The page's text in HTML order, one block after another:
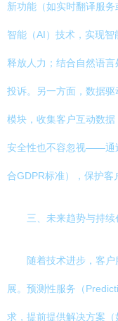
新功能（如实时翻译服
智能（AI）技术，实现
释放人力；结合自然语
投诉。另一方面，数据
模块，收集客户互动数据
安全性也不容忽视——通
合GDPR标准），保护客
三、未来趋势与持续
随着技术进步，客
展。预测性服务（
求，提前提供解决方案